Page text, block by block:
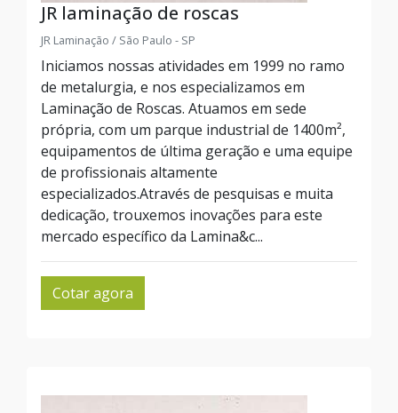
JR laminação de roscas
JR Laminação / São Paulo - SP
Iniciamos nossas atividades em 1999 no ramo
de metalurgia, e nos especializamos em
Laminação de Roscas. Atuamos em sede
própria, com um parque industrial de 1400m²,
equipamentos de última geração e uma equipe
de profissionais altamente
especializados.Através de pesquisas e muita
dedicação, trouxemos inovações para este
mercado específico da Lamina&c...
Cotar agora